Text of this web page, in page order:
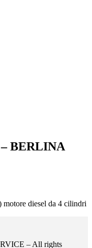
BERLINA
diesel da 4 cilindri
– All rights